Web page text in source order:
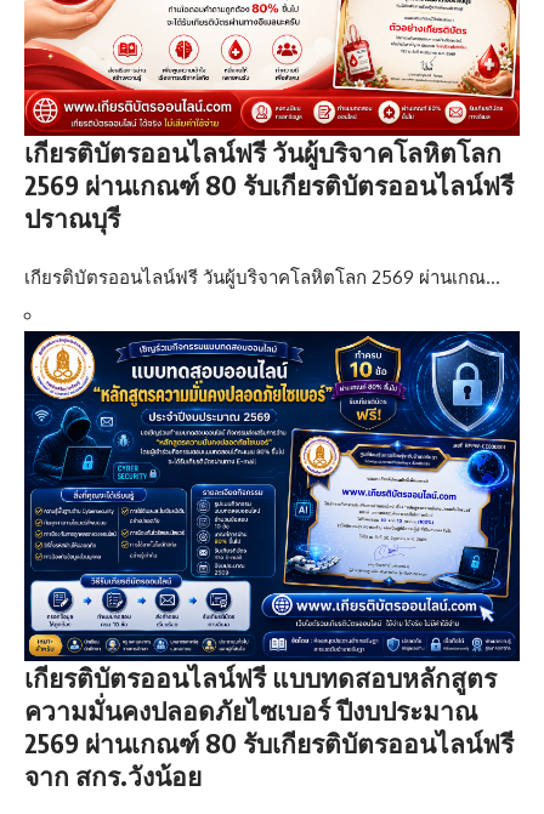
เกียรติบัตรออนไลน์ฟรี วันผู้บริจาคโลหิตโลก
2569 ผ่านเกณฑ์ 80 รับเกียรติบัตรออนไลน์ฟรี
ปราณบุรี
เกียรติบัตรออนไลน์ฟรี วันผู้บริจาคโลหิตโลก 2569 ผ่านเกณ…
เกียรติบัตรออนไลน์ฟรี แบบทดสอบหลักสูตร
ความมั่นคงปลอดภัยไซเบอร์ ปีงบประมาณ
2569 ผ่านเกณฑ์ 80 รับเกียรติบัตรออนไลน์ฟรี
จาก สกร.วังน้อย